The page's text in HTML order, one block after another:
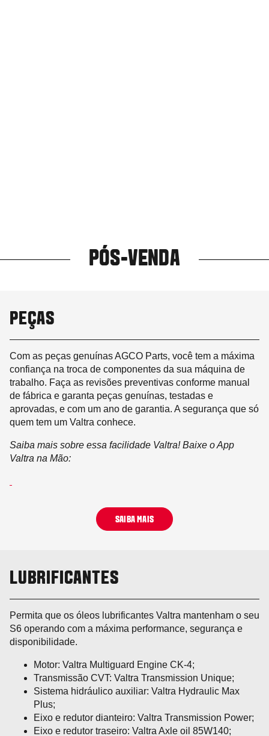
PÓS-VENDA
PEÇAS
Com as peças genuínas AGCO Parts, você tem a máxima
confiança na troca de componentes da sua máquina de
trabalho. Faça as revisões preventivas conforme manual
de fábrica e garanta peças genuínas, testadas e
aprovadas, e com um ano de garantia. A segurança que só
quem tem um Valtra conhece.
Saiba mais sobre essa facilidade Valtra! Baixe o App
Valtra na Mão:
SAIBA MAIS
LUBRIFICANTES
Permita que os óleos lubrificantes Valtra mantenham o seu
S6 operando com a máxima performance, segurança e
disponibilidade.
Motor: Valtra Multiguard Engine CK-4;
Transmissão CVT: Valtra Transmission Unique;
Sistema hidráulico auxiliar: Valtra Hydraulic Max
Plus;
Eixo e redutor dianteiro: Valtra Transmission Power;
Eixo e redutor traseiro: Valtra Axle oil 85W140;